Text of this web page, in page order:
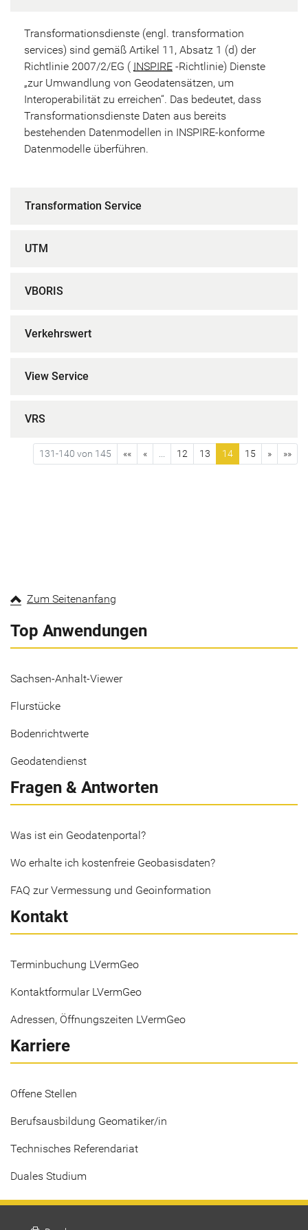
Transformationsdienste (engl. transformation
services) sind gemäß Artikel 11, Absatz 1 (d) der
Richtlinie 2007/2/EG ( INSPIRE -Richtlinie) Dienste
„zur Umwandlung von Geodatensätzen, um
Interoperabilität zu erreichen“. Das bedeutet, dass
Transformationsdienste Daten aus bereits
bestehenden Datenmodellen in INSPIRE-konforme
Datenmodelle überführen.
Transformation Service
UTM
VBORIS
Verkehrswert
View Service
VRS
131-140 von 145 «« « 12 13 14 15 » »»
Zum Seitenanfang
Top Anwendungen
Sachsen-Anhalt-Viewer
Flurstücke
Bodenrichtwerte
Geodatendienst
Fragen & Antworten
Was ist ein Geodatenportal?
Wo erhalte ich kostenfreie Geobasisdaten?
FAQ zur Vermessung und Geoinformation
Kontakt
Terminbuchung LVermGeo
Kontaktformular LVermGeo
Adressen, Öffnungszeiten LVermGeo
Karriere
Offene Stellen
Berufsausbildung Geomatiker/in
Technisches Referendariat
Duales Studium